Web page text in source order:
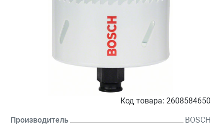
Код товара: 2608584650
Производитель BOSCH